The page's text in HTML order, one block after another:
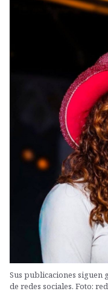
Sus publicaciones siguen
de redes sociales. Foto: